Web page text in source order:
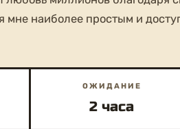
мне наиболее простым и
ОЖИДАНИЕ
2 часа